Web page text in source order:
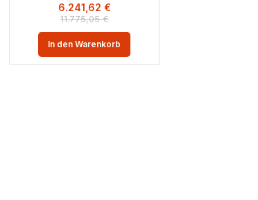
11.775,05€
6.241,62 €
In den Warenkorb